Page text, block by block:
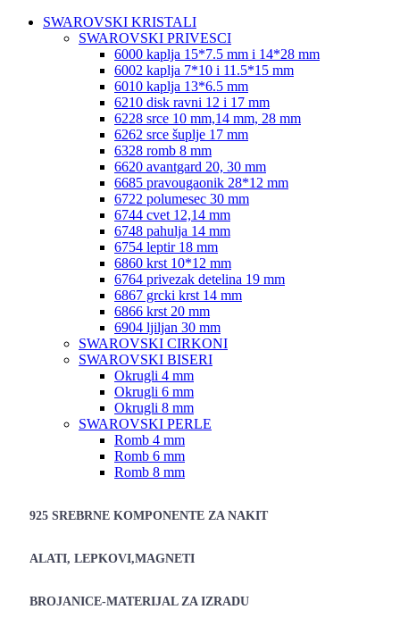
SWAROVSKI KRISTALI
SWAROVSKI PRIVESCI
6000 kaplja 15*7.5 mm i 14*28 mm
6002 kaplja 7*10 i 11.5*15 mm
6010 kaplja 13*6.5 mm
6210 disk ravni 12 i 17 mm
6228 srce 10 mm,14 mm, 28 mm
6262 srce šuplje 17 mm
6328 romb 8 mm
6620 avantgard 20, 30 mm
6685 pravougaonik 28*12 mm
6722 polumesec 30 mm
6744 cvet 12,14 mm
6748 pahulja 14 mm
6754 leptir 18 mm
6860 krst 10*12 mm
6764 privezak detelina 19 mm
6867 grcki krst 14 mm
6866 krst 20 mm
6904 ljiljan 30 mm
SWAROVSKI CIRKONI
SWAROVSKI BISERI
Okrugli 4 mm
Okrugli 6 mm
Okrugli 8 mm
SWAROVSKI PERLE
Romb 4 mm
Romb 6 mm
Romb 8 mm
925 SREBRNE KOMPONENTE ZA NAKIT
ALATI, LEPKOVI,MAGNETI
BROJANICE-MATERIJAL ZA IZRADU